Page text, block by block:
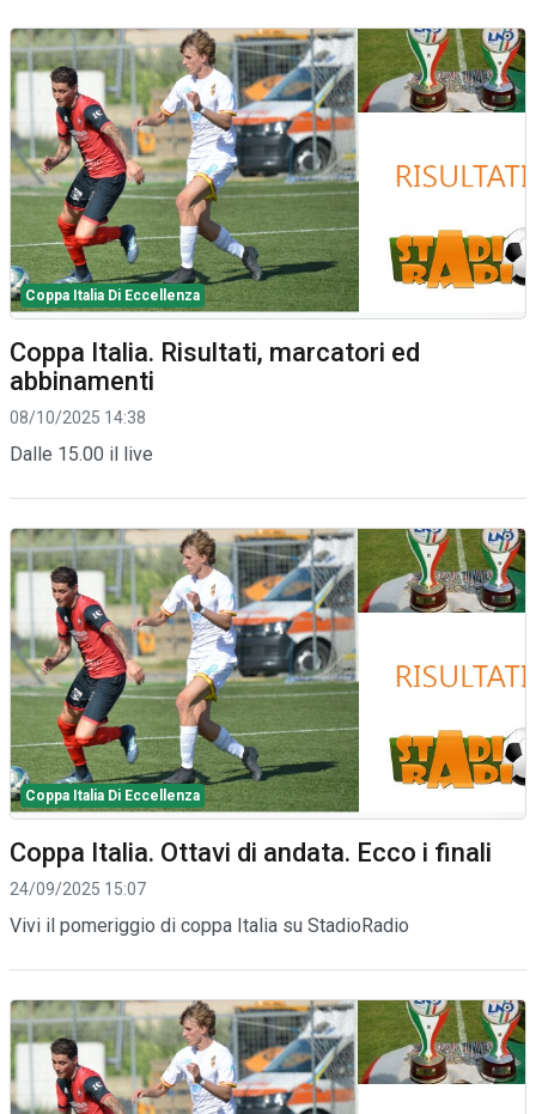
Coppa Italia Di Eccellenza
Coppa Italia. Risultati, marcatori ed
abbinamenti
08/10/2025 14:38
Dalle 15.00 il live
Coppa Italia Di Eccellenza
Coppa Italia. Ottavi di andata. Ecco i finali
24/09/2025 15:07
Vivi il pomeriggio di coppa Italia su StadioRadio